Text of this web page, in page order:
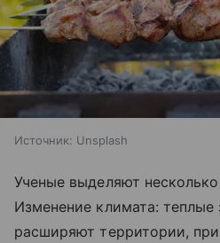
Источник: Unsplash
Ученые выделяют
Изменение климата:
расширяют территории,